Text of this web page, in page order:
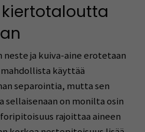
ja kuiva-aine erotetaan
käyttää
separointia, mutta sen
on monilta osin
rajoittaa aineen